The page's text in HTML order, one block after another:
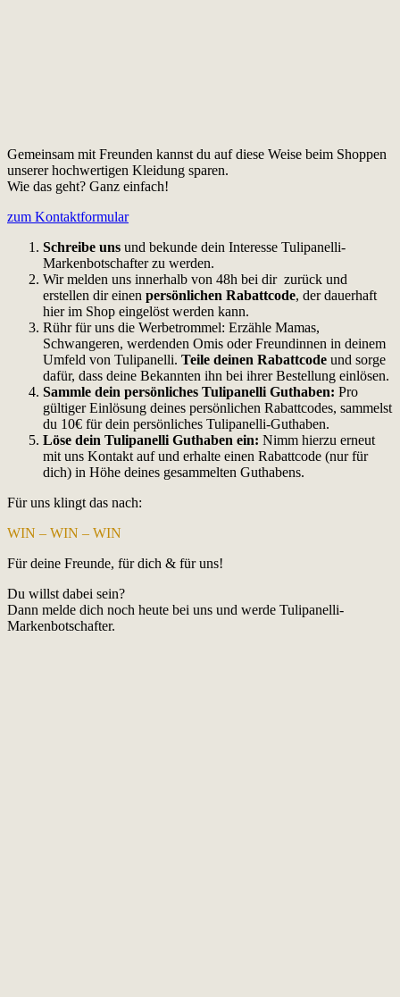
Gemeinsam mit Freunden kannst du auf diese Weise beim Shoppen
unserer hochwertigen Kleidung sparen.
Wie das geht? Ganz einfach!
zum Kontaktformular
Schreibe uns und bekunde dein Interesse Tulipanelli-
Markenbotschafter zu werden.
Wir melden uns innerhalb von 48h bei dir zurück und
erstellen dir einen persönlichen Rabattcode, der dauerhaft
hier im Shop eingelöst werden kann.
Rühr für uns die Werbetrommel: Erzähle Mamas,
Schwangeren, werdenden Omis oder Freundinnen in deinem
Umfeld von Tulipanelli. Teile deinen Rabattcode und sorge
dafür, dass deine Bekannten ihn bei ihrer Bestellung einlösen.
Sammle dein persönliches Tulipanelli Guthaben: Pro
gültiger Einlösung deines persönlichen Rabattcodes, sammelst
du 10€ für dein persönliches Tulipanelli-Guthaben.
Löse dein Tulipanelli Guthaben ein: Nimm hierzu erneut
mit uns Kontakt auf und erhalte einen Rabattcode (nur für
dich) in Höhe deines gesammelten Guthabens.
Für uns klingt das nach:
WIN – WIN – WIN
Für deine Freunde, für dich & für uns!
Du willst dabei sein?
Dann melde dich noch heute bei uns und werde Tulipanelli-
Markenbotschafter.